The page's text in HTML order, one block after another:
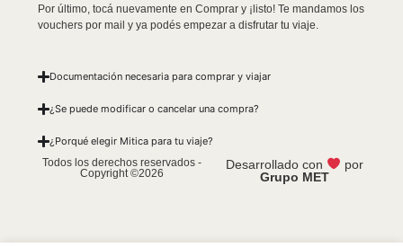
Por último, tocá nuevamente en Comprar y ¡listo! Te mandamos los
vouchers por mail y ya podés empezar a disfrutar tu viaje.
Documentación necesaria para comprar y viajar
¿Se puede modificar o cancelar una compra?
¿Porqué elegir Mitica para tu viaje?
Todos los derechos reservados -
Copyright ©2026
Desarrollado con
por
Grupo MET